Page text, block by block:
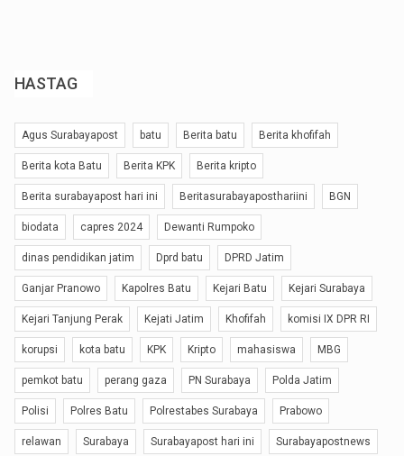
HASTAG
Agus Surabayapost batu Berita batu Berita khofifah
Berita kota Batu Berita KPK Berita kripto
Berita surabayapost hari ini Beritasurabayaposthariini BGN
biodata capres 2024 Dewanti Rumpoko
dinas pendidikan jatim Dprd batu DPRD Jatim
Ganjar Pranowo Kapolres Batu Kejari Batu Kejari Surabaya
Kejari Tanjung Perak Kejati Jatim Khofifah komisi IX DPR RI
korupsi kota batu KPK Kripto mahasiswa MBG
pemkot batu perang gaza PN Surabaya Polda Jatim
Polisi Polres Batu Polrestabes Surabaya Prabowo
relawan Surabaya Surabayapost hari ini Surabayapostnews